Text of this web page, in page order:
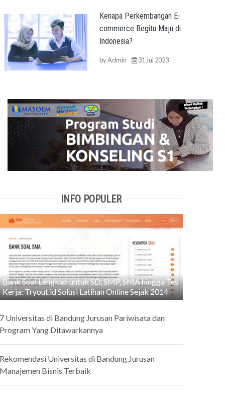
Kenapa Perkembangan E-
commerce Begitu Maju di
Indonesia?
byAdmin 31 Jul 2023
INFO POPULER
Bank Soal Lengkap untuk SD, SMP, SMA hingga Tes
Kerja: Tryout.id Solusi Latihan Online Sejak 2014
Universitas di Bandung Jurusan Pariwisata dan
Yang Ditawarkannya
Universitas di Bandung Jurusan
Bisnis Terbaik